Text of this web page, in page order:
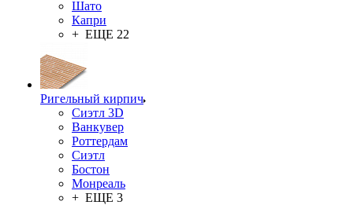
Шато
Капри
+ ЕЩЕ 22
Ригельный кирпич
Сиэтл 3D
Ванкувер
Роттердам
Сиэтл
Бостон
Монреаль
+ ЕЩЕ 3